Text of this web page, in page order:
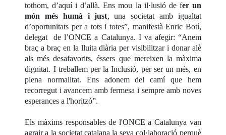
tothom, d’aquí i d’allà. Ens mou la il·lusió de fer un
món més humà i just, una societat amb igualtat
d’oportunitats per a tots i totes”, manifestà Enric Botí,
delegat de l’ONCE a Catalunya. I va afegir: “Anem
braç a braç en la lluita diària per visibilitzar i donar alè
als més desafavorits, éssers que mereixen la màxima
dignitat. I treballem per la Inclusió, per ser un més, en
plena normalitat. Ens adonem del camí que hem
recorregut i avancem amb fermesa i sempre amb noves
esperances a l'horitzó”.
Els màxims responsables de l'ONCE a Catalunya van
agrair a la societat catalana la seva col·laboració perquè